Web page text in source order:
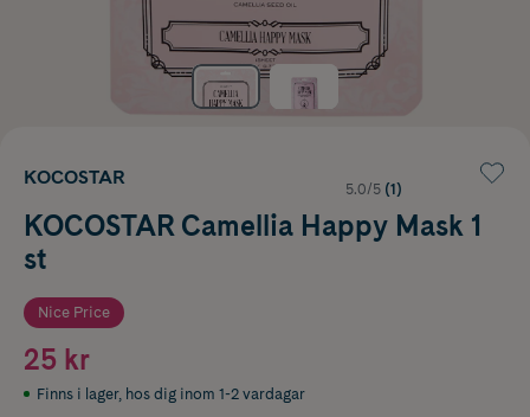
KOCOSTAR
5.0/5 (1)
KOCOSTAR Camellia Happy Mask 1
st
Nice Price
25 kr
Finns i lager, hos dig inom 1-2 vardagar